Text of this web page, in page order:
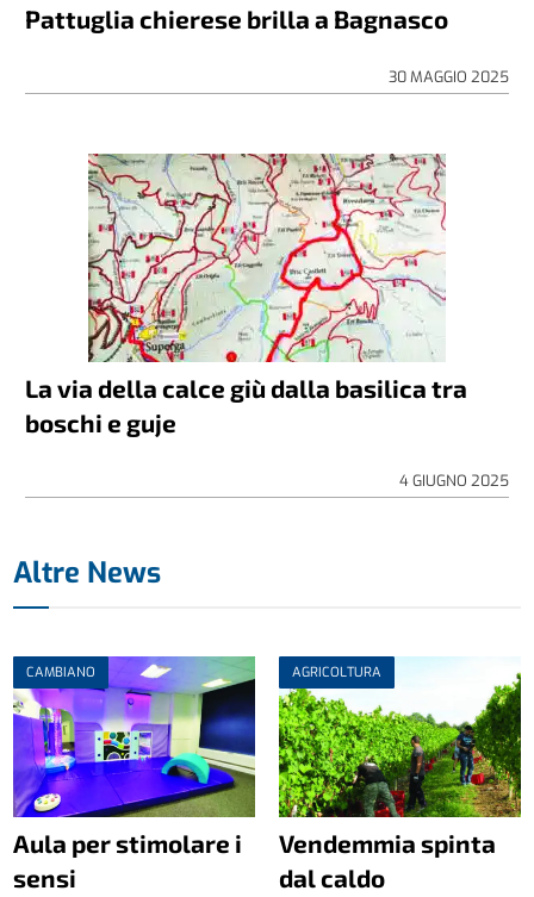
Pattuglia chierese brilla a Bagnasco
30 MAGGIO 2025
La via della calce giù dalla basilica tra
boschi e guje
4 GIUGNO 2025
Altre News
CAMBIANO
Aula per stimolare i
sensi
AGRICOLTURA
Vendemmia spinta
dal caldo